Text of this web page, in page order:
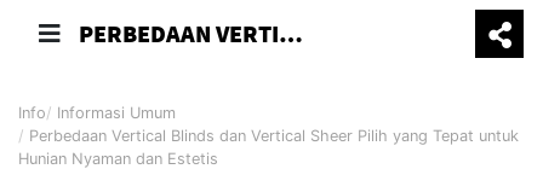
PERBEDAAN VERTICAL BLINDS DAN VERTICAL SHEER PILIH YANG TEPAT UNTUK HUNIAN NYAMAN DAN ESTETIS
Info
Informasi Umum
Perbedaan Vertical Blinds dan Vertical Sheer Pilih yang Tepat untuk
Hunian Nyaman dan Estetis